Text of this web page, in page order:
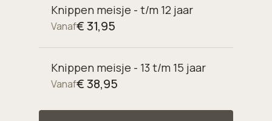
Knippen meisje - t/m 12 jaar
Vanaf€ 31,95
Knippen meisje - 13 t/m 15 jaar
Vanaf€ 38,95